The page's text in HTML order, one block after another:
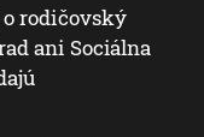
rodičovský
ani Sociálna